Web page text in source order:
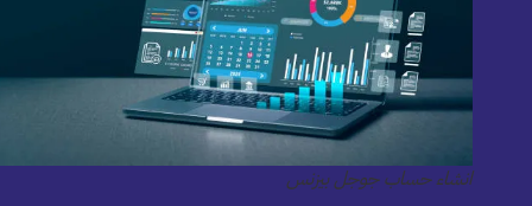
انشاء حساب جوجل بيزنس